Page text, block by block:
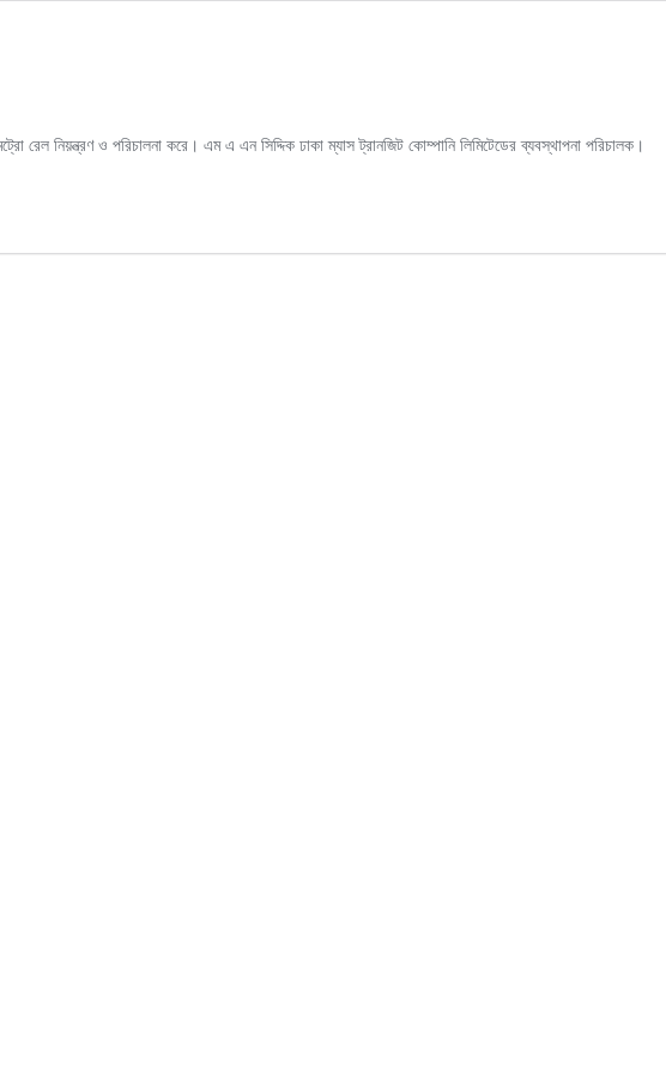
রেল নিয়ন্ত্রণ ও পরিচালনা করে। এম এ এন সিদ্দিক ঢাকা ম্যাস ট্রানজিট কোম্পানি লিমিটেডের ব্যবস্থাপনা পরিচালক।